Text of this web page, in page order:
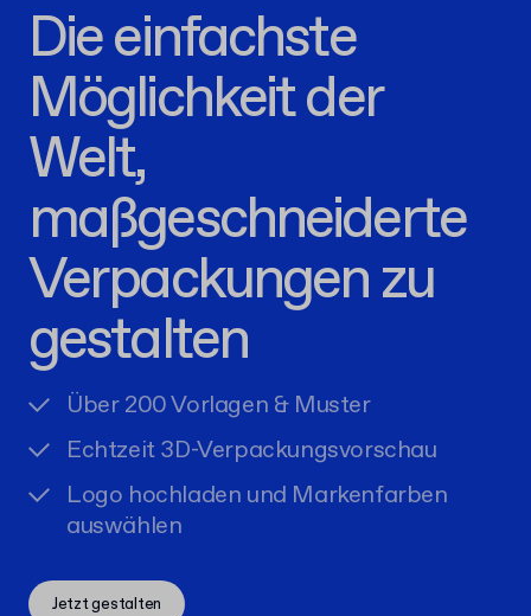
Die einfachste
Möglichkeit der
Welt,
maßgeschneiderte
Verpackungen zu
gestalten
Über 200 Vorlagen & Muster
Echtzeit 3D-Verpackungsvorschau
Logo hochladen und Markenfarben
auswählen
Jetzt gestalten